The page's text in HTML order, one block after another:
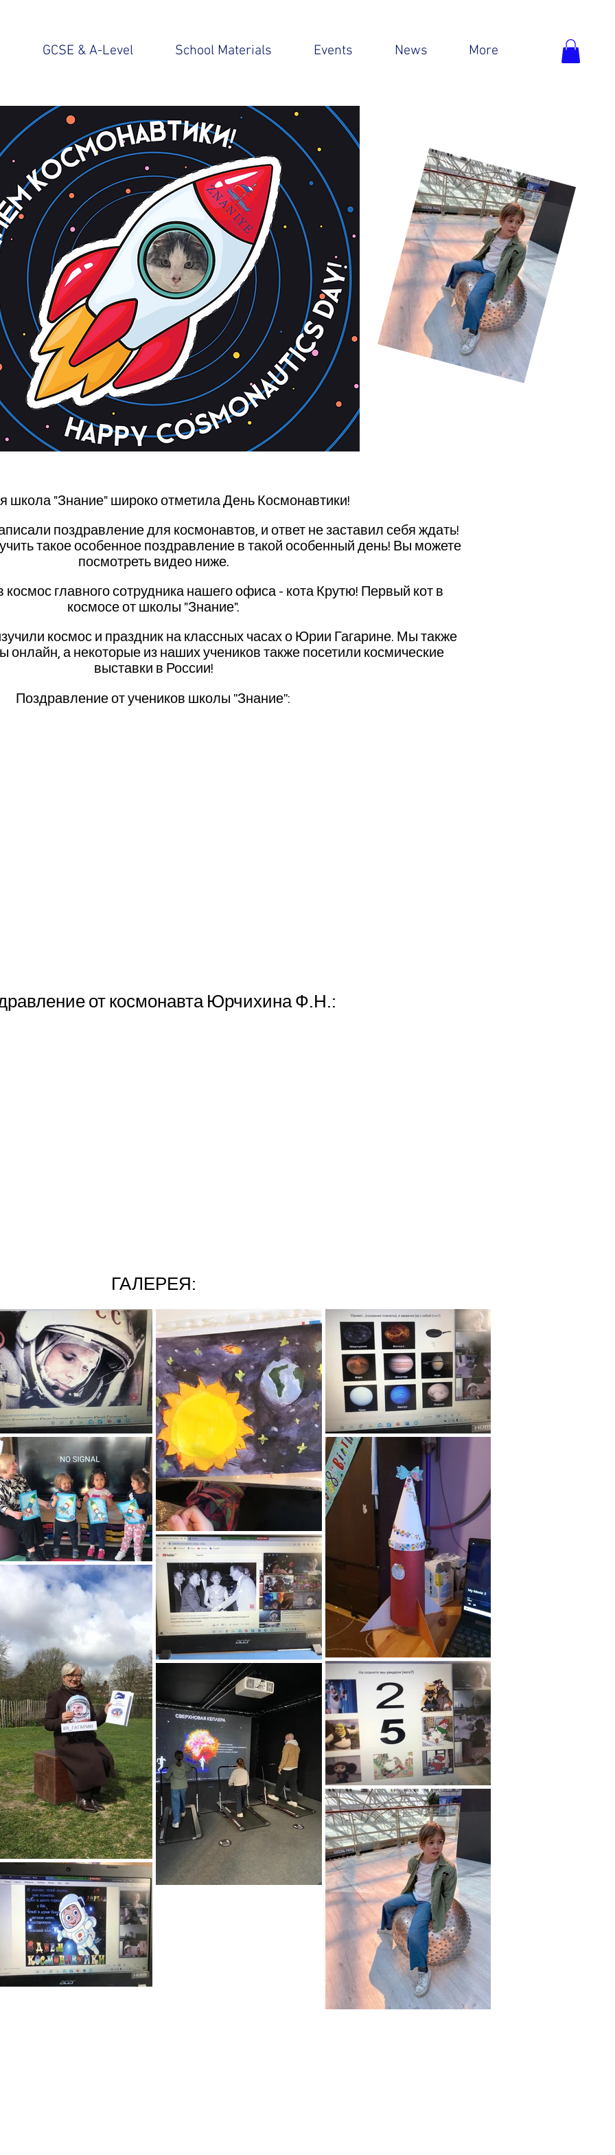
GCSE & A-Level School Materials Events News More
школа "Знание" широко отметила День Космонавтики!
поздравление для космонавтов, и ответ не заставил себя ждать!
такое особенное поздравление в такой особенный день! Вы можете
посмотреть видео ниже.
главного сотрудника нашего офиса - кота Крутю! Первый кот в
космосе от школы "Знание".
космос и праздник на классных часах о Юрии Гагарине. Мы также
онлайн, а некоторые из наших учеников также посетили космические
выставки в России!
Поздравление от учеников школы "Знание":
от космонавта Юрчихина Ф.Н.:
ГАЛЕРЕЯ: